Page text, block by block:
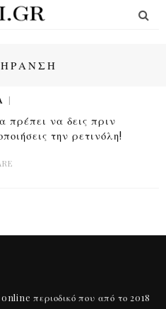
πρέπει να δεις πριν
την ρετινόλη!
περιοδικό που από το 2018